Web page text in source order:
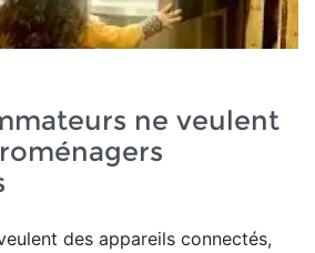
ne veulent
des appareils connectés,